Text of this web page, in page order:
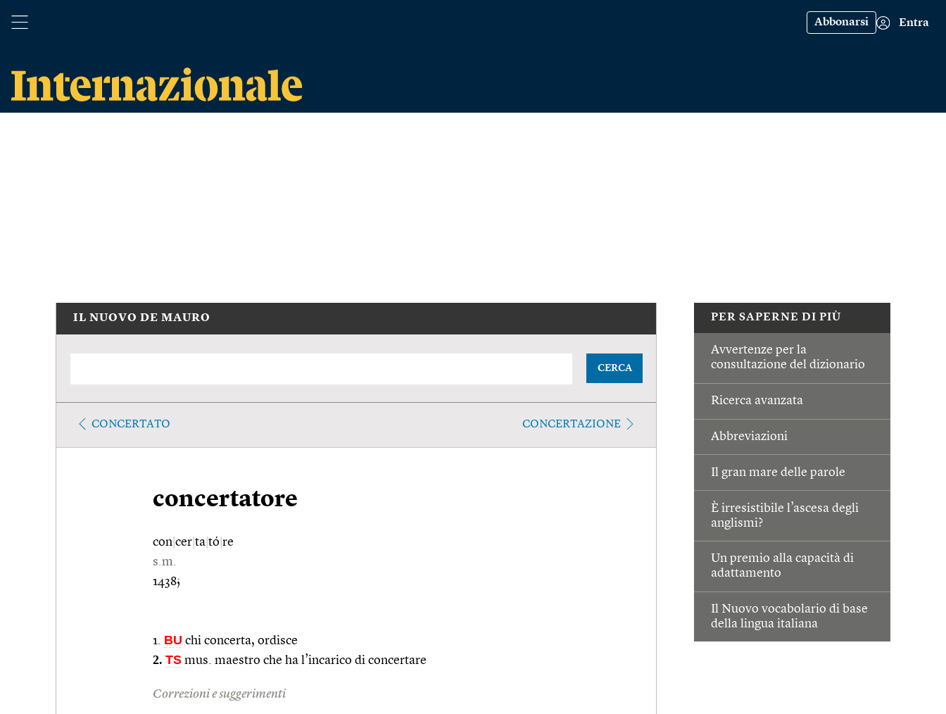
Abbonarsi Entra
PER SAPERNE DI PIÙ
Avvertenze per la
consultazione del dizionario
Ricerca avanzata
Abbreviazioni
Il gran mare delle parole
È irresistibile l’ascesa degli
anglismi?
Un premio alla capacità di
adattamento
Il Nuovo vocabolario di base
della lingua italiana
IL NUOVO DE MAURO
CERCA
CONCERTATO CONCERTAZIONE
concertatore
con cer ta tó re
s.m.
1438;
1. BU chi concerta, ordisce
2. TS mus. maestro che ha l’incarico di concertare
Correzioni e suggerimenti